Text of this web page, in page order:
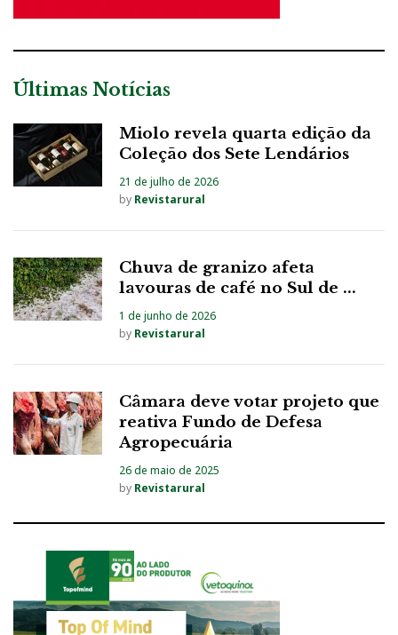
Últimas Notícias
Miolo revela quarta edição da
Coleção dos Sete Lendários
21 de julho de 2026
by Revistarural
Chuva de granizo afeta
lavouras de café no Sul de ...
1 de junho de 2026
by Revistarural
Câmara deve votar projeto que
reativa Fundo de Defesa
Agropecuária
26 de maio de 2025
by Revistarural